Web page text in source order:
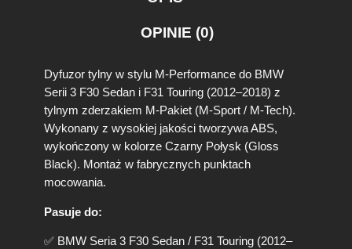
F
3
0
/
F
3
0
-
OPINIE (0)
Dyfuzor tylny w stylu M-Performance do BMW
Serii 3 F30 Sedan i F31 Touring (2012–2018) z
tylnym zderzakiem M-Pakiet (M-Sport / M-Tech).
Wykonany z wysokiej jakości tworzywa ABS,
wykończony w kolorze Czarny Połysk (Gloss
Black). Montaż w fabrycznych punktach
mocowania.
Pasuje do:
✅ BMW Seria 3 F30 Sedan / F31 Touring (2012–